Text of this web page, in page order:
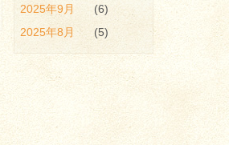
2025年9月
(6)
2025年8月
(5)